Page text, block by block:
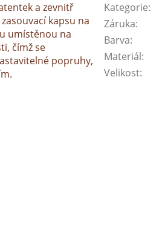
a zevnitř
kapsu na
umístěnou na
čímž se
popruhy,
Kategorie:
Záruka:
Barva:
Materiál:
Velikost: